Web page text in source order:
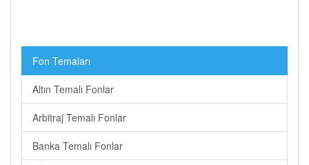
Fon Temaları
Altın Temalı Fonlar
Arbitraj Temalı Fonlar
Banka Temalı Fonlar